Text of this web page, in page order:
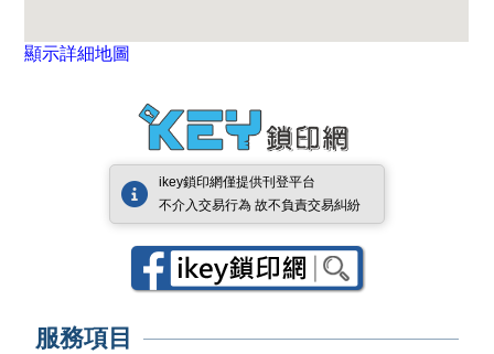
顯示詳細地圖
ikey鎖印網僅提供刊登平台
不介入交易行為 故不負責交易糾紛
服務項目